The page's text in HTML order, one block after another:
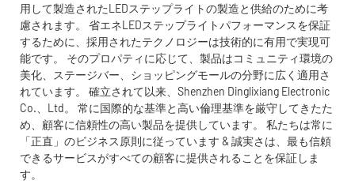
用して製造されたLEDステップライトの製造と供給のために考
慮されます。 省エネLEDステップライトパフォーマンスを保証
するために、採用されたテクノロジーは技術的に有用で実現可
能です。 そのプロパティに応じて、製品はコミュニティ環境の
美化、ステージバー、ショッピングモールの分野に広く適用さ
れています。 確立されて以来、Shenzhen Dinglixiang Electronic
Co.、Ltd。 常に国際的な基準と高い倫理基準を厳守してきたた
め、顧客に信頼性の高い製品を提供しています。 私たちは常に
「正直」のビジネス原則に従っています & 誠実さは、最も信頼
できるサービスがすべての顧客に提供されることを保証しま
す。